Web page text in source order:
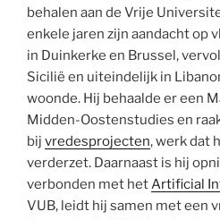
behalen aan de Vrije
enkele jaren zijn aandacht op
in Duinkerke en Brussel,
Sicilië en uiteindelijk in
woonde. Hij behaalde er een
Midden-Oostenstudies en
bij vredesprojecten, werk dat
verderzet. Daarnaast is hij
verbonden met hetArtificial
VUB, leidt hij samen met een